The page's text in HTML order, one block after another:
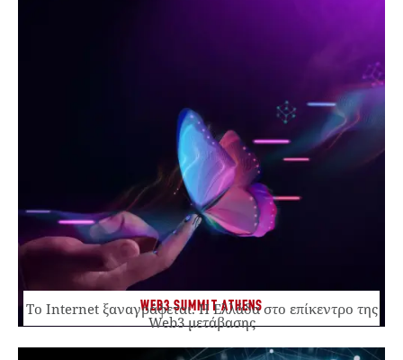
WEB3 SUMMIT ATHENS
Το Internet ξαναγράφεται. Η Ελλάδα στο επίκεντρο της
Web3 μετάβασης